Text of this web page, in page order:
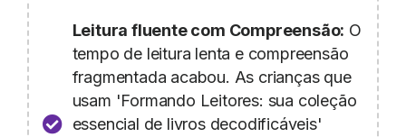
Leitura fluente com Compreensão: O
tempo de leitura lenta e compreensão
fragmentada acabou. As crianças que
usam 'Formando Leitores: sua coleção
essencial de livros decodificáveis'